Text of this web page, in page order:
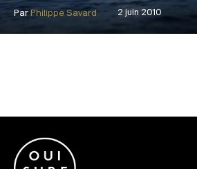
2 juin 2010
Par Philippe Savard